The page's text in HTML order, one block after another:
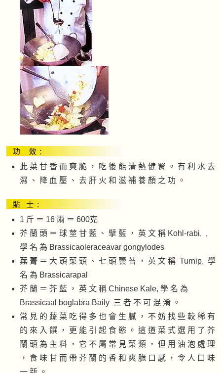
此 菜 甘 香 而 爽 脆 ， 吃 後 能 清 熱 健 腎 。 有 利 水 去
濕 、 降 血 壓 、 去 肝 火 和 滋 補 養 顏 之 功 。
1 斤 ＝ 16 兩 ＝ 600克
芥 蘭 頭 ＝ 球 莖 甘 藍 、 擘 藍 ， 英 文 稱 Kohl-rabi, ,
學 名 為 Brassicaoleraceavar gongylodes
蕪 菁 ＝ 大 頭 菜 頭 、 七 頭 蕓 苔 ， 英 文 稱 Turnip, 學
名 為 Brassicarapal
芥 蘭 ＝ 芥 藍 ， 英 文 稱 Chinese Kale, 學 名 為
Brassicaal boglabra Baily 三 者 不 可 混 淆 。
常 見 的 蔬 菜 吃 得 多 也 會 生 膩 ， 不 妨 找 些 較 稀 有
的 來 入 饌 ， 更 能 引 起 食 慾 。 這 道 菜 式 選 用 了 芥
蘭 頭 為 主 料 ， 它 不 屬 常 見 菜 類 ， 但 用 油 泡 處 理
， 食 味 甘 而 帶 芥 蘭 的 香 和 爽 脆 口 感 ， 令 人 口 味